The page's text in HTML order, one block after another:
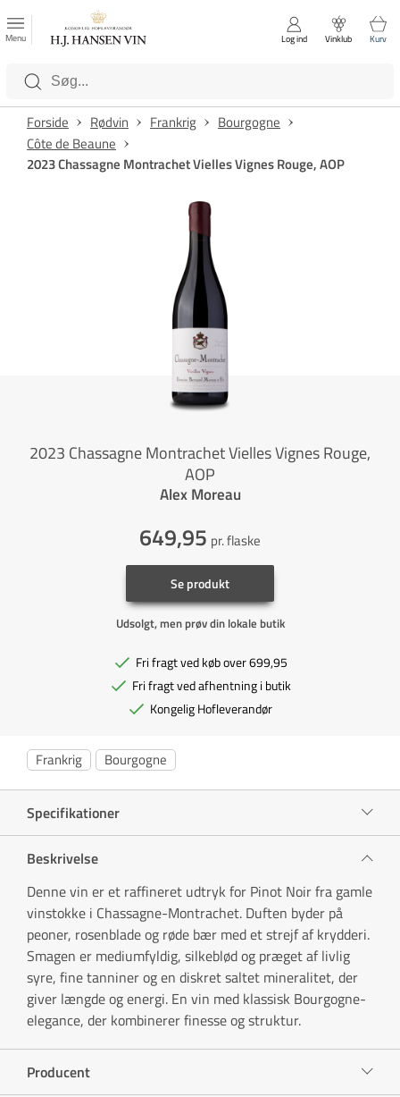
Luk
Kategorier
Menu Log ind Vinklub Kurv
Forside Rødvin Frankrig
Bourgogne
Côte de Beaune
2023 Chassagne Montrachet Vielles Vignes Rouge, AOP
2023 Chassagne Montrachet Vielles Vignes Rouge,
AOP
Alex Moreau
649,95 pr. flaske
Se produkt
Udsolgt, men prøv din lokale butik
Fri fragt ved køb over 699,95
Fri fragt ved afhentning i butik
Kongelig Hofleverandør
Frankrig Bourgogne
Specifikationer
Beskrivelse
Denne vin er et raffineret udtryk for Pinot Noir fra gamle
vinstokke i Chassagne-Montrachet. Duften byder på
peoner, rosenblade og røde bær med et strejf af krydderi.
Smagen er mediumfyldig, silkeblød og præget af livlig
syre, fine tanniner og en diskret saltet mineralitet, der
giver længde og energi. En vin med klassisk Bourgogne-
elegance, der kombinerer finesse og struktur.
Producent